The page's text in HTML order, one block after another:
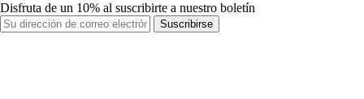
Disfruta de un 10% al suscribirte a nuestro boletín
Suscribirse